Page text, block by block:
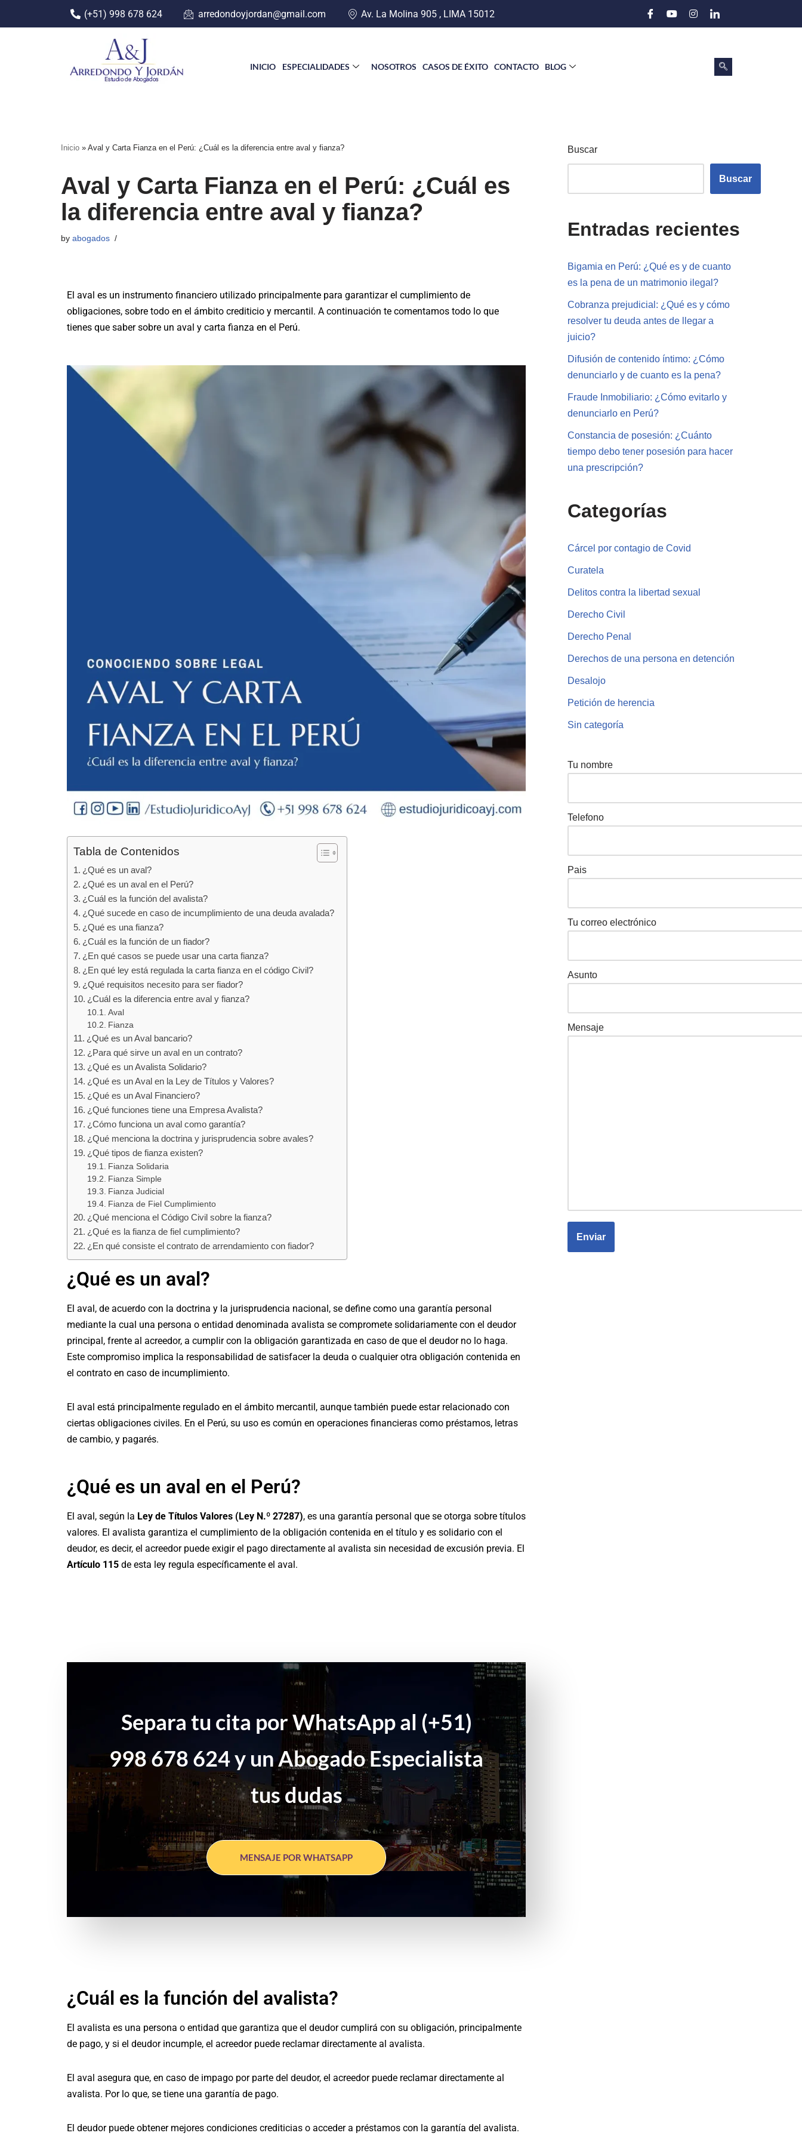
(+51) 998 678 624 arredondoyjordan@gmail.com Av. La Molina 905 , LIMA 15012
INICIO ESPECIALIDADES NOSOTROS CASOS DE ÉXITO CONTACTO BLOG
Inicio » Aval y Carta Fianza en el Perú: ¿Cuál es la diferencia entre aval y fianza?
Aval y Carta Fianza en el Perú: ¿Cuál es
la diferencia entre aval y fianza?
by abogados
El aval es un instrumento financiero utilizado principalmente para garantizar el cumplimiento de
obligaciones, sobre todo en el ámbito crediticio y mercantil. A continuación te comentamos todo lo que
tienes que saber sobre un aval y carta fianza en el Perú.
Tabla de Contenidos
¿Qué es un aval?
¿Qué es un aval en el Perú?
¿Cuál es la función del avalista?
¿Qué sucede en caso de incumplimiento de una deuda avalada?
¿Qué es una fianza?
¿Cuál es la función de un fiador?
¿En qué casos se puede usar una carta fianza?
¿En qué ley está regulada la carta fianza en el código Civil?
¿Qué requisitos necesito para ser fiador?
¿Cuál es la diferencia entre aval y fianza?
Aval
Fianza
¿Qué es un Aval bancario?
¿Para qué sirve un aval en un contrato?
¿Qué es un Avalista Solidario?
¿Qué es un Aval en la Ley de Títulos y Valores?
¿Qué es un Aval Financiero?
¿Qué funciones tiene una Empresa Avalista?
¿Cómo funciona un aval como garantía?
¿Qué menciona la doctrina y jurisprudencia sobre avales?
¿Qué tipos de fianza existen?
Fianza Solidaria
Fianza Simple
Fianza Judicial
Fianza de Fiel Cumplimiento
¿Qué menciona el Código Civil sobre la fianza?
¿Qué es la fianza de fiel cumplimiento?
¿En qué consiste el contrato de arrendamiento con fiador?
¿Qué es un aval?
El aval, de acuerdo con la doctrina y la jurisprudencia nacional, se define como una garantía personal
mediante la cual una persona o entidad denominada avalista se compromete solidariamente con el deudor
principal, frente al acreedor, a cumplir con la obligación garantizada en caso de que el deudor no lo haga.
Este compromiso implica la responsabilidad de satisfacer la deuda o cualquier otra obligación contenida en
el contrato en caso de incumplimiento.
El aval está principalmente regulado en el ámbito mercantil, aunque también puede estar relacionado con
ciertas obligaciones civiles. En el Perú, su uso es común en operaciones financieras como préstamos, letras
de cambio, y pagarés.
¿Qué es un aval en el Perú?
El aval, según la Ley de Títulos Valores (Ley N.º 27287), es una garantía personal que se otorga sobre títulos
valores. El avalista garantiza el cumplimiento de la obligación contenida en el título y es solidario con el
deudor, es decir, el acreedor puede exigir el pago directamente al avalista sin necesidad de excusión previa. El
Artículo 115 de esta ley regula específicamente el aval.
Separa tu cita por WhatsApp al (+51)
998 678 624 y un Abogado Especialista
tus dudas
MENSAJE POR WHATSAPP
¿Cuál es la función del avalista?
El avalista es una persona o entidad que garantiza que el deudor cumplirá con su obligación, principalmente
de pago, y si el deudor incumple, el acreedor puede reclamar directamente al avalista.
El aval asegura que, en caso de impago por parte del deudor, el acreedor puede reclamar directamente al
avalista. Por lo que, se tiene una garantía de pago.
El deudor puede obtener mejores condiciones crediticias o acceder a préstamos con la garantía del avalista.
Buscar
Buscar
Entradas recientes
Bigamia en Perú: ¿Qué es y de cuanto
es la pena de un matrimonio ilegal?
Cobranza prejudicial: ¿Qué es y cómo
resolver tu deuda antes de llegar a
juicio?
Difusión de contenido íntimo: ¿Cómo
denunciarlo y de cuanto es la pena?
Fraude Inmobiliario: ¿Cómo evitarlo y
denunciarlo en Perú?
Constancia de posesión: ¿Cuánto
tiempo debo tener posesión para hacer
una prescripción?
Categorías
Cárcel por contagio de Covid
Curatela
Delitos contra la libertad sexual
Derecho Civil
Derecho Penal
Derechos de una persona en detención
Desalojo
Petición de herencia
Sin categoría
Tu nombre
Telefono
Pais
Tu correo electrónico
Asunto
Mensaje